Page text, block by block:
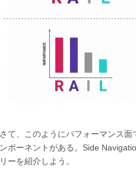
さて、このようにパフォーマンス
ンポーネントがある。Side
リーを紹介しよう。